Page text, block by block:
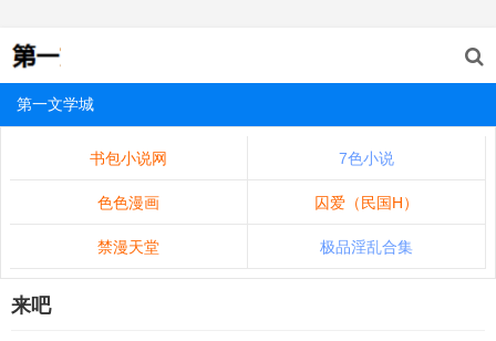
第一文学城
书包小说网 7色小说
色色漫画 囚爱（民国H）
禁漫天堂 极品淫乱合集
来吧